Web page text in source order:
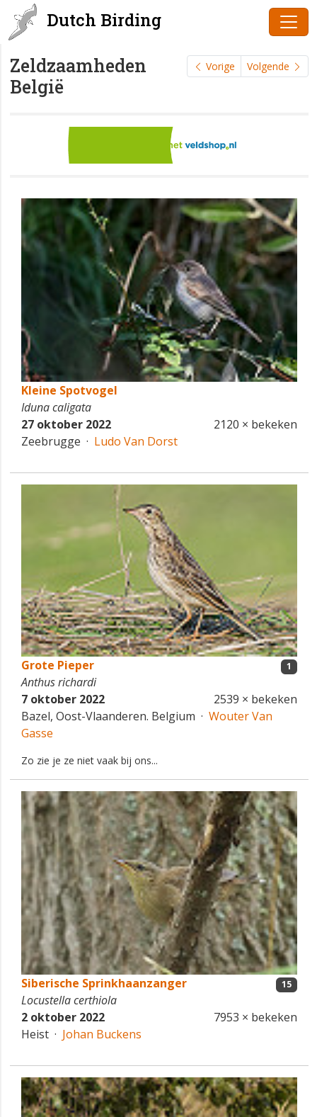
Dutch Birding
Zeldzaamheden
België
Vorige Volgende
Kleine Spotvogel
Iduna caligata
27 oktober 2022
2120 × bekeken
Zeebrugge · Ludo Van Dorst
Grote Pieper
Anthus richardi
1
7 oktober 2022
2539 × bekeken
Bazel, Oost-Vlaanderen. Belgium · Wouter Van
Gasse
Zo zie je ze niet vaak bij ons...
Siberische Sprinkhaanzanger
Locustella certhiola
15
2 oktober 2022
7953 × bekeken
Heist · Johan Buckens